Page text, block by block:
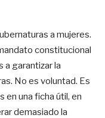
a mujeres.
constitucional
a garantizar la
No es voluntad. Es
en una ficha útil, en
demasiado la